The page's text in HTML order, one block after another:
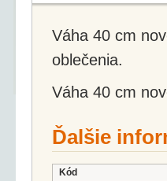
Váha 40 cm
oblečenia.
Váha 40 cm
Ďalšie
Kód